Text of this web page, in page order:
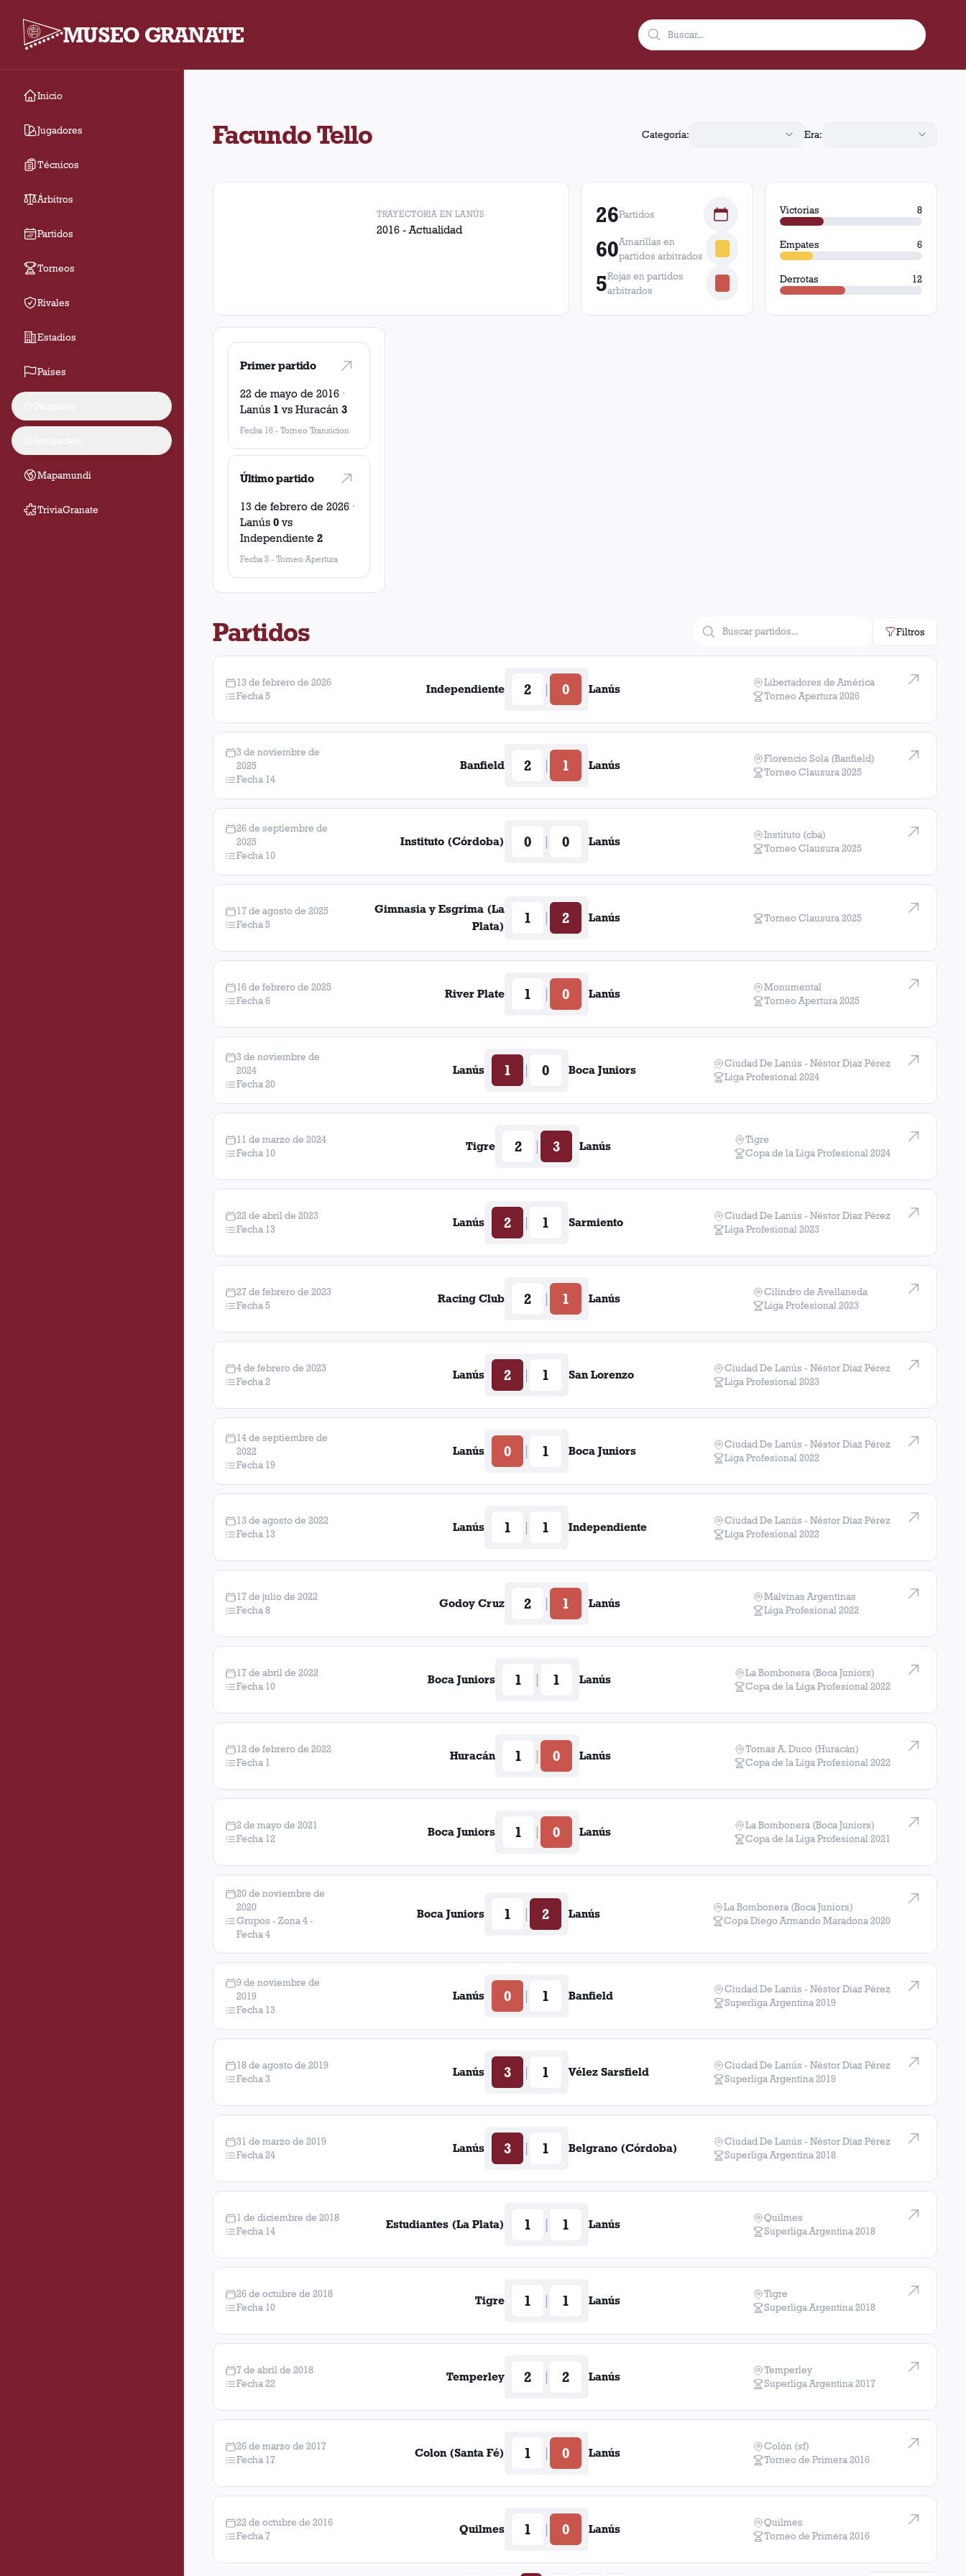
MUSEO GRANATE
Inicio
Jugadores
Técnicos
Árbitros
Partidos
Torneos
Rivales
Estadios
Países
Mapamundi
TriviaGranate
Facundo Tello Categoría: Era:
TRAYECTORIA EN LANÚS
2016 - Actualidad
26Partidos
60Amarillas en
partidos arbitrados
5Rojas en partidos
arbitrados
Victorias 8
Empates 6
Derrotas 12
Primer partido
22 de mayo de 2016 ·
Lanús 1 vs Huracán 3
Fecha 16 - Torneo Transicion
Último partido
13 de febrero de 2026 ·
Lanús 0vs
Independiente 2
Fecha 5 - Torneo Apertura
Partidos Filtros
13 de febrero de 2026
Fecha 5
Independiente 2 0 Lanús
Libertadores de América
Torneo Apertura 2026
3 de noviembre de
2025
Fecha 14
Banfield 2 1 Lanús
Florencio Sola (Banfield)
Torneo Clausura 2025
26 de septiembre de
2025
Fecha 10
Instituto (Córdoba) 0 0 Lanús
Instituto (cba)
Torneo Clausura 2025
17 de agosto de 2025
Fecha 5
Gimnasia y Esgrima (La
Plata)
1 2 Lanús Torneo Clausura 2025
16 de febrero de 2025
Fecha 6
River Plate 1 0 Lanús
Monumental
Torneo Apertura 2025
3 de noviembre de
2024
Fecha 20
Lanús 1 0 Boca Juniors
Ciudad De Lanús - Néstor Diaz Pérez
Liga Profesional 2024
11 de marzo de 2024
Fecha 10
Tigre 2 3 Lanús
Tigre
Copa de la Liga Profesional 2024
22 de abril de 2023
Fecha 13
Lanús 2 1 Sarmiento
Ciudad De Lanús - Néstor Diaz Pérez
Liga Profesional 2023
27 de febrero de 2023
Fecha 5
Racing Club 2 1 Lanús
Cilindro de Avellaneda
Liga Profesional 2023
4 de febrero de 2023
Fecha 2
Lanús 2 1 San Lorenzo
Ciudad De Lanús - Néstor Diaz Pérez
Liga Profesional 2023
14 de septiembre de
2022
Fecha 19
Lanús 0 1 Boca Juniors
Ciudad De Lanús - Néstor Diaz Pérez
Liga Profesional 2022
13 de agosto de 2022
Fecha 13
Lanús 1 1 Independiente
Ciudad De Lanús - Néstor Diaz Pérez
Liga Profesional 2022
17 de julio de 2022
Fecha 8
Godoy Cruz 2 1 Lanús
Malvinas Argentinas
Liga Profesional 2022
17 de abril de 2022
Fecha 10
Boca Juniors 1 1 Lanús
La Bombonera (Boca Juniors)
Copa de la Liga Profesional 2022
12 de febrero de 2022
Fecha 1
Huracán 1 0 Lanús
Tomas A. Duco (Huracán)
Copa de la Liga Profesional 2022
2 de mayo de 2021
Fecha 12
Boca Juniors 1 0 Lanús
La Bombonera (Boca Juniors)
Copa de la Liga Profesional 2021
20 de noviembre de
2020
Grupos - Zona 4 -
Fecha 4
Boca Juniors 1 2 Lanús
La Bombonera (Boca Juniors)
Copa Diego Armando Maradona 2020
9 de noviembre de
2019
Fecha 13
Lanús 0 1 Banfield
Ciudad De Lanús - Néstor Diaz Pérez
Superliga Argentina 2019
18 de agosto de 2019
Fecha 3
Lanús 3 1 Vélez Sarsfield
Ciudad De Lanús - Néstor Diaz Pérez
Superliga Argentina 2019
31 de marzo de 2019
Fecha 24
Lanús 3 1 Belgrano (Córdoba)
Ciudad De Lanús - Néstor Diaz Pérez
Superliga Argentina 2018
1 de diciembre de 2018
Fecha 14
Estudiantes (La Plata) 1 1 Lanús
Quilmes
Superliga Argentina 2018
26 de octubre de 2018
Fecha 10
Tigre 1 1 Lanús
Tigre
Superliga Argentina 2018
7 de abril de 2018
Fecha 22
Temperley 2 2 Lanús
Temperley
Superliga Argentina 2017
26 de marzo de 2017
Fecha 17
Colon (Santa Fé) 1 0 Lanús
Colón (sf)
Torneo de Primera 2016
22 de octubre de 2016
Fecha 7
Quilmes 1 0 Lanús
Quilmes
Torneo de Primera 2016